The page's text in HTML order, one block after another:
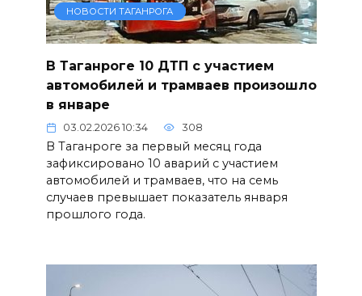
НОВОСТИ ТАГАНРОГА
В Таганроге 10 ДТП с участием
автомобилей и трамваев произошло
в январе
03.02.2026 10:34 308
В Таганроге за первый месяц года
зафиксировано 10 аварий с участием
автомобилей и трамваев, что на семь
случаев превышает показатель января
прошлого года.